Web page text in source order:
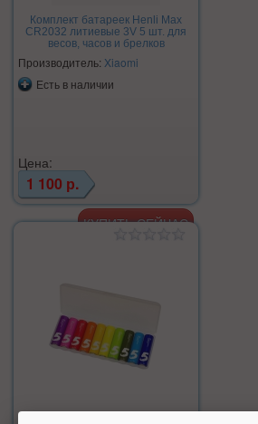
Комплект батареек Henli Max
CR2032 литиевые 3V 5 шт. для
весов, часов и брелков
Производитель: Xiaomi
Есть в наличии
Цена:
1 100 р.